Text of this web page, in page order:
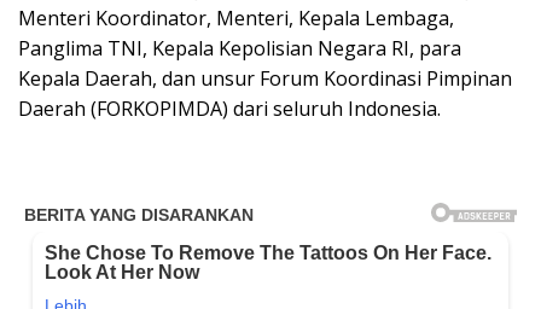
Menteri Koordinator, Menteri, Kepala Lembaga,
Panglima TNI, Kepala Kepolisian Negara RI, para
Kepala Daerah, dan unsur Forum Koordinasi Pimpinan
Daerah (FORKOPIMDA) dari seluruh Indonesia.